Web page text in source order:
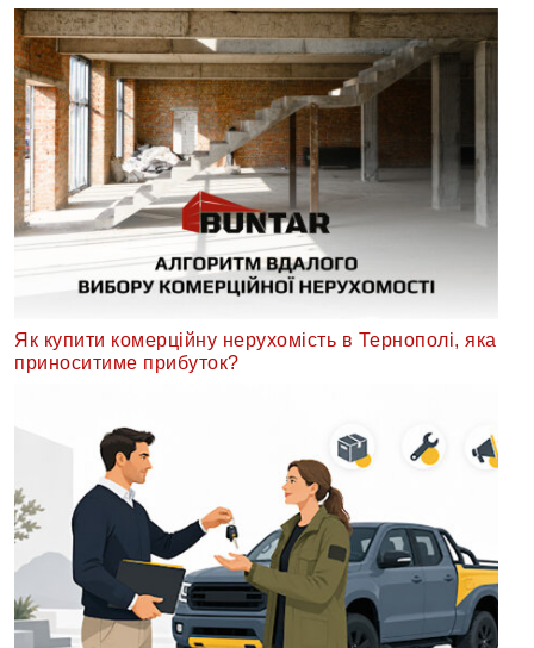
Як купити комерційну нерухомість в Тернополі, яка
приноситиме прибуток?